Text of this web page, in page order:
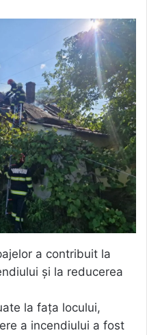
a contribuit la
și la reducerea
la fața locului,
a incendiului a fost